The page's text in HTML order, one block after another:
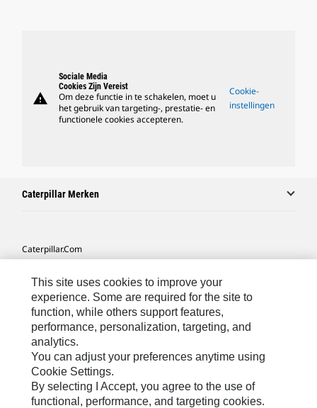
warning
Sociale Media
Cookies Zijn Vereist
Om deze functie in te schakelen, moet u
het gebruik van targeting-, prestatie- en
functionele cookies accepteren.
Cookie-
instellingen
Caterpillar Merken
Caterpillar.com
Mijn Marketingvoorkeuren
Site Map
Cookie Settings
Legal
Privacy
This site uses cookies to improve your
experience. Some are required for the site to
function, while others support features,
performance, personalization, targeting, and
analytics.
You can adjust your preferences anytime using
Cookie Settings.
By selecting I Accept, you agree to the use of
functional, performance, and targeting cookies.